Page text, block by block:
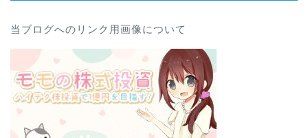
当ブログへのリンク用画像について